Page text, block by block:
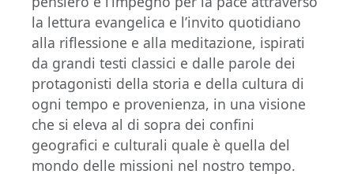
la lettura evangelica e l’invito quotidiano
alla riflessione e alla meditazione, ispirati
da grandi testi classici e dalle parole dei
protagonisti della storia e della cultura di
ogni tempo e provenienza, in una visione
che si eleva al di sopra dei confini
geografici e culturali quale è quella del
mondo delle missioni nel nostro tempo.